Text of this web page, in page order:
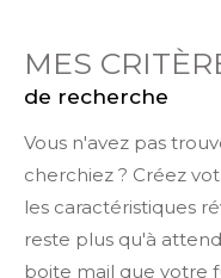
MES
de recherche
Vous n'avez pas
cherchiez ? Créez
les caractéristiques
reste plus qu'à
boite mail que votre